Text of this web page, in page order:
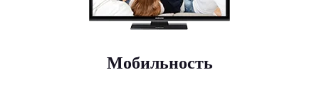
Мобильность